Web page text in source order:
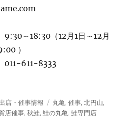
～18:30（12月1日～12月
）
011-611-8333
店・催事情報
タ
グ
丸亀,催事,北円山,
店催事,秋鮭,鮭の丸亀,鮭専門店